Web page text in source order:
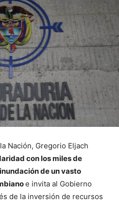
Nación, Gregorio Eljach
con los miles de
de un vasto
e invita al Gobierno
de la inversión de recursos